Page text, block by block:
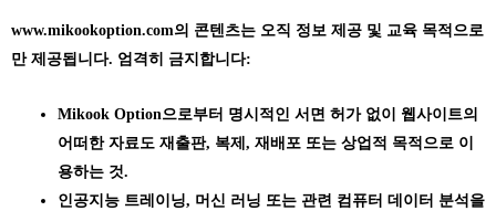
www.mikookoption.com의 콘텐츠는 오직 정보 제공 및 교육 목적으로
만 제공됩니다. 엄격히 금지합니다:
Mikook Option으로부터 명시적인 서면 허가 없이 웹사이트의
어떠한 자료도 재출판, 복제, 재배포 또는 상업적 목적으로 이
용하는 것.
인공지능 트레이닝, 머신 러닝 또는 관련 컴퓨터 데이터 분석을